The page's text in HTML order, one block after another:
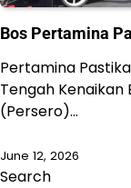
Bos Pertamina
Pertamina
Tengah Kenaikan
(Persero)…
June 12, 2026
Search